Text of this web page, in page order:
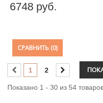
6748 руб.
СРАВНИТЬ (0)
1 2
Показано 1 - 30 из 54